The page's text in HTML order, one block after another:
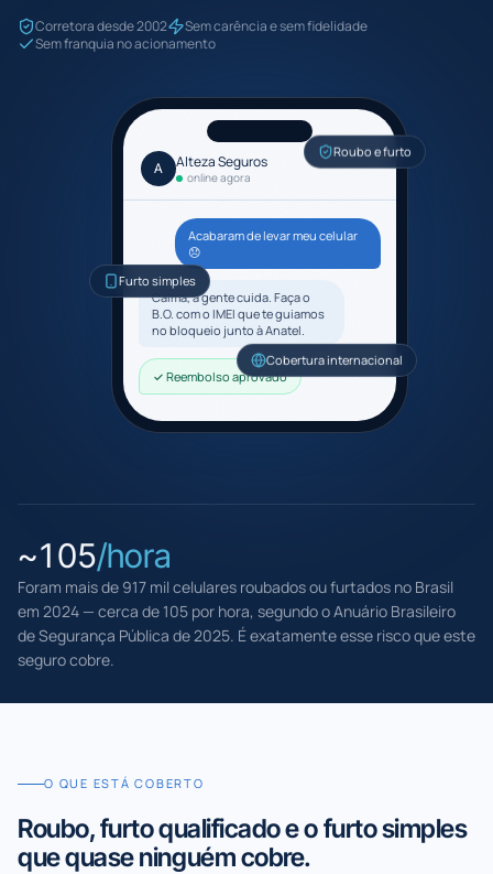
Corretora desde 2002
Sem carência e sem fidelidade
Sem franquia no acionamento
A Alteza Seguros
online agora
Acabaram de levar meu celular
😞
Calma, a gente cuida. Faça o
B.O. com o IMEI que te guiamos
no bloqueio junto à Anatel.
✓ Reembolso aprovado
Roubo e furto
Furto simples
Cobertura internacional
~105/hora
Foram mais de 917 mil celulares roubados ou furtados no Brasil
em 2024 — cerca de 105 por hora, segundo o Anuário Brasileiro
de Segurança Pública de 2025. É exatamente esse risco que este
seguro cobre.
O QUE ESTÁ COBERTO
Roubo, furto qualificado e o furto simples
que quase ninguém cobre.